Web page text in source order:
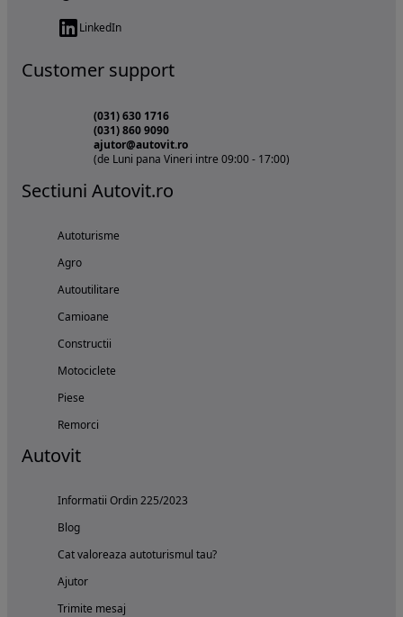
LinkedIn
Customer support
(031) 630 1716
(031) 860 9090
ajutor@autovit.ro
(de Luni pana Vineri intre 09:00 - 17:00)
Sectiuni Autovit.ro
Autoturisme
Agro
Autoutilitare
Camioane
Constructii
Motociclete
Piese
Remorci
Autovit
Informatii Ordin 225/2023
Blog
Cat valoreaza autoturismul tau?
Ajutor
Trimite mesaj